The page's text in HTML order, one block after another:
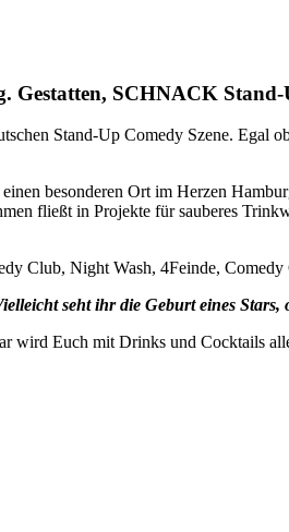
Gestatten, SCHNACK
Stand-Up Comedy Szene.
besonderen Ort im Herzen
fließt in Projekte für sauberes
Club, Night Wash, 4Feinde,
seht ihr die Geburt eines
Euch mit Drinks und Cocktails